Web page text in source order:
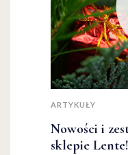
ARTYKUŁY
Nowości i
sklepie Lente!